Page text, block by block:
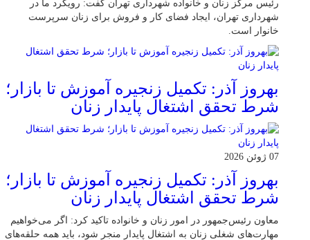
رئیس مرکز زنان و خانواده شهرداری تهران گفت: رویکرد ما در
شهرداری تهران، ایجاد فضای کار و فروش برای زنان سرپرست
خانوار است.
بهروز آذر: تکمیل زنجیره آموزش تا بازار؛
شرط تحقق اشتغال پایدار زنان
07 ژوئن 2026
بهروز آذر: تکمیل زنجیره آموزش تا بازار؛
شرط تحقق اشتغال پایدار زنان
معاون رئیس‌جمهور در امور زنان و خانواده تاکید کرد: اگر می‌خواهیم
مهارت‌های شغلی زنان به اشتغال پایدار منجر شود، باید همه حلقه‌های